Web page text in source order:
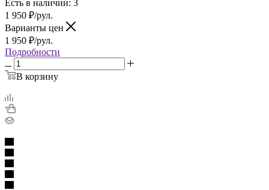
Есть в наличии: 3
1 950 ₽/рул.
Варианты цен
1 950 ₽/рул.
Подробности
В корзину